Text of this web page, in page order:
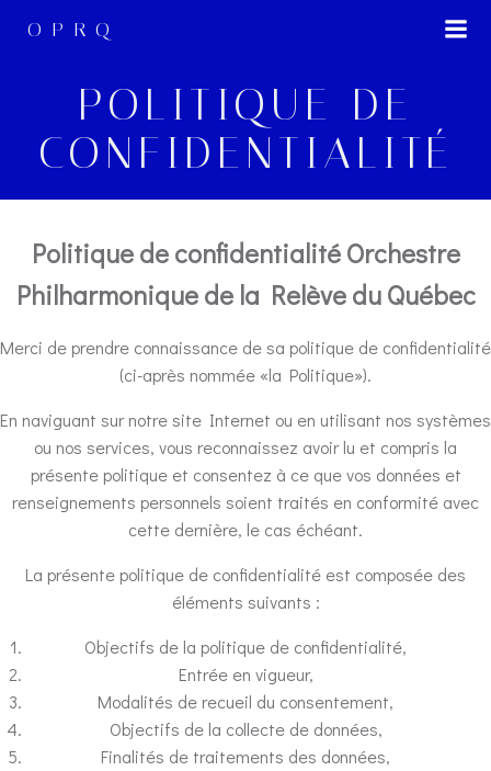
OPRQ
POLITIQUE DE
CONFIDENTIALITÉ
Politique de confidentialité Orchestre
Philharmonique de la Relève du Québec
Merci de prendre connaissance de sa politique de confidentialité
(ci-après nommée «la Politique»).
En naviguant sur notre site Internet ou en utilisant nos systèmes
ou nos services, vous reconnaissez avoir lu et compris la
présente politique et consentez à ce que vos données et
renseignements personnels soient traités en conformité avec
cette dernière, le cas échéant.
La présente politique de confidentialité est composée des
éléments suivants :
Objectifs de la politique de confidentialité,
Entrée en vigueur,
Modalités de recueil du consentement,
Objectifs de la collecte de données,
Finalités de traitements des données,